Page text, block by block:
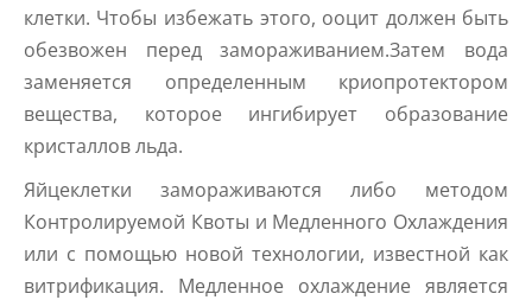
клетки. Чтобы избежать этого, ооцит должен быть
обезвожен перед замораживанием.Затем вода
заменяется определенным криопротектором
вещества, которое ингибирует образование
кристаллов льда.
Яйцеклетки замораживаются либо методом
Контролируемой Квоты и Медленного Охлаждения
или с помощью новой технологии, известной как
витрификация. Медленное охлаждение является